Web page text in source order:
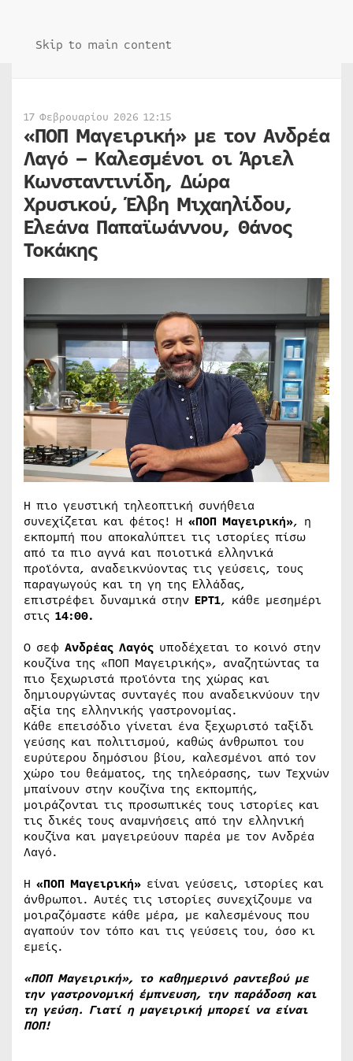
Skip to main content
17 Φεβρουαρίου 2026 12:15
«ΠΟΠ Μαγειρική» με τον Ανδρέα
Λαγό – Καλεσμένοι οι Άριελ
Κωνσταντινίδη, Δώρα
Χρυσικού, Έλβη Μιχαηλίδου,
Ελεάνα Παπαϊωάννου, Θάνος
Τοκάκης
Η πιο γευστική τηλεοπτική συνήθεια
συνεχίζεται και φέτος! Η «ΠΟΠ Μαγειρική», η
εκπομπή που αποκαλύπτει τις ιστορίες πίσω
από τα πιο αγνά και ποιοτικά ελληνικά
προϊόντα, αναδεικνύοντας τις γεύσεις, τους
παραγωγούς και τη γη της Ελλάδας,
επιστρέφει δυναμικά στην ΕΡΤ1, κάθε μεσημέρι
στις 14:00.
Ο σεφ Ανδρέας Λαγός υποδέχεται το κοινό στην
κουζίνα της «ΠΟΠ Μαγειρικής», αναζητώντας τα
πιο ξεχωριστά προϊόντα της χώρας και
δημιουργώντας συνταγές που αναδεικνύουν την
αξία της ελληνικής γαστρονομίας.
Κάθε επεισόδιο γίνεται ένα ξεχωριστό ταξίδι
γεύσης και πολιτισμού, καθώς άνθρωποι του
ευρύτερου δημόσιου βίου, καλεσμένοι από τον
χώρο του θεάματος, της τηλεόρασης, των Τεχνών
μπαίνουν στην κουζίνα της εκπομπής,
μοιράζονται τις προσωπικές τους ιστορίες και
τις δικές τους αναμνήσεις από την ελληνική
κουζίνα και μαγειρεύουν παρέα με τον Ανδρέα
Λαγό.
Η «ΠΟΠ Μαγειρική» είναι γεύσεις, ιστορίες και
άνθρωποι. Αυτές τις ιστορίες συνεχίζουμε να
μοιραζόμαστε κάθε μέρα, με καλεσμένους που
αγαπούν τον τόπο και τις γεύσεις του, όσο κι
εμείς.
«ΠΟΠ Μαγειρική», το καθημερινό ραντεβού με
την γαστρονομική έμπνευση, την παράδοση και
τη γεύση. Γιατί η μαγειρική μπορεί να είναι
ΠΟΠ!